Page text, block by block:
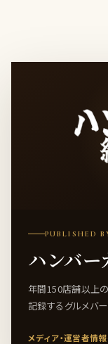
PUBLISHED
ハンバ
年間150店舗以上
記録するグルメバー
メディア・運営者情